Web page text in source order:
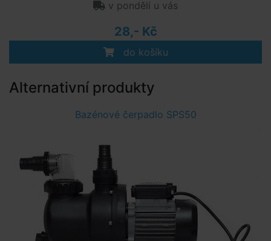
v pondělí u vás
28,- Kč
do košíku
Alternativní produkty
Bazénové čerpadlo SPS50